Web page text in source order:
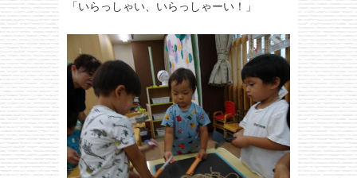
「いらっしゃい、いらっしゃーい！」